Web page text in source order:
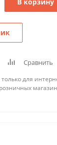
Сравнить
для